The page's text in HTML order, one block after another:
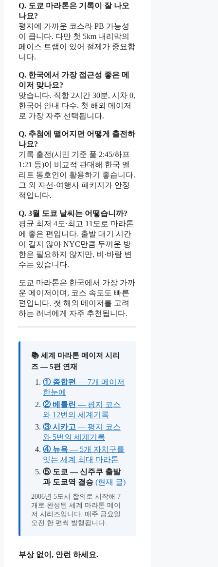
Q. 도쿄 마라톤은 기록이 잘 나오
나요?
평지에 가까운 코스라 PB 가능성
이 큽니다. 다만 첫 5km 내리막의
페이스 트랩이 있어 절제가 중요합
니다.
Q. 한국에서 가장 접근성 좋은 메
이저 맞나요?
맞습니다. 직항 2시간 30분, 시차 0,
한국어 안내 다수. 첫 해외 메이저
로 가장 자주 선택됩니다.
Q. 추첨에 떨어지면 어떻게 출전하
나요?
기록 출전(시민 기준 풀 2:45/하프
1:21 등)이 비교적 관대해 한국 엘
리트 동호인이 활용하기 좋습니다.
그 외 자선·여행사 패키지가 안정
적입니다.
Q. 3월 도쿄 날씨는 어떻습니까?
평균 최저 4도·최고 11도로 마라톤
에 좋은 편입니다. 출발 대기 시간
이 길지 않아 NYC만큼 두꺼운 방
한은 필요하지 않지만, 비·바람 변
수는 있습니다.
도쿄 마라톤은 한국에서 가장 가까
운 메이저이며, 코스 속도도 빠른
편입니다. 첫 해외 메이저를 고려
하는 러너에게 자주 추천됩니다.
📚 세계 마라톤 메이저 시리
즈 — 5편 연재
① 종합편 — 7개 메이저
한눈에
② 베를린 — 평지 코스
와 12번의 세계기록
③ 시카고 — 평지 코스
와 5번의 세계기록
④ 뉴욕 — 5개 자치구를
잇는 세계 최대 마라톤
⑤ 도쿄 — 신주쿠 출발
과 도쿄역 결승 (현재 글)
2006년 5도시 합의로 시작해 7
개로 완성된 세계 마라톤 메이
저 시리즈입니다. 매주 금요일
오전 한 편씩 발행됩니다.
부상 없이, 안런 하세요.